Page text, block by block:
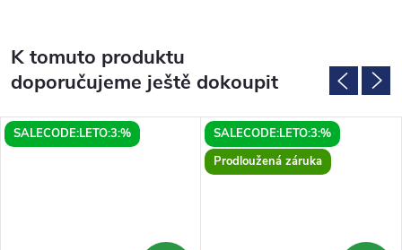
K tomuto produktu
doporučujeme ještě dokoupit
SALECODE:LETO:3:%
SALECODE:LETO:3:%
Prodloužená záruka